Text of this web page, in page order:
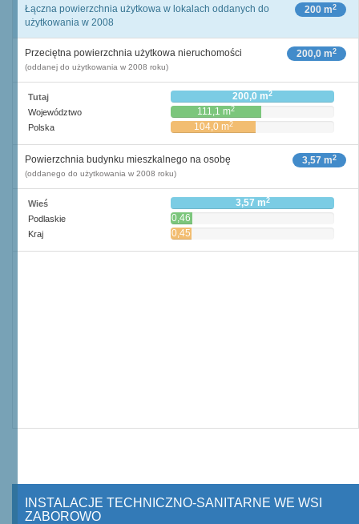
200 m2
Łączna powierzchnia użytkowa w lokalach oddanych do
użytkowania w 2008
200,0 m2
Przeciętna powierzchnia użytkowa nieruchomości
(oddanej do użytkowania w 2008 roku)
Tutaj 200,0 m2
Województwo 111,1 m2
Polska 104,0 m2
3,57 m2
Powierzchnia budynku mieszkalnego na osobę
(oddanego do użytkowania w 2008 roku)
Wieś 3,57 m2
Podlaskie
0,46
m2
Kraj
0,45
INSTALACJE TECHNICZNO-SANITARNE WE WSI
ZABOROWO